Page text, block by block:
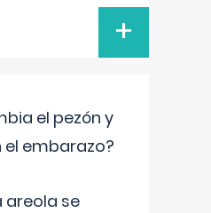
+
el pezón y
el embarazo?
areola se